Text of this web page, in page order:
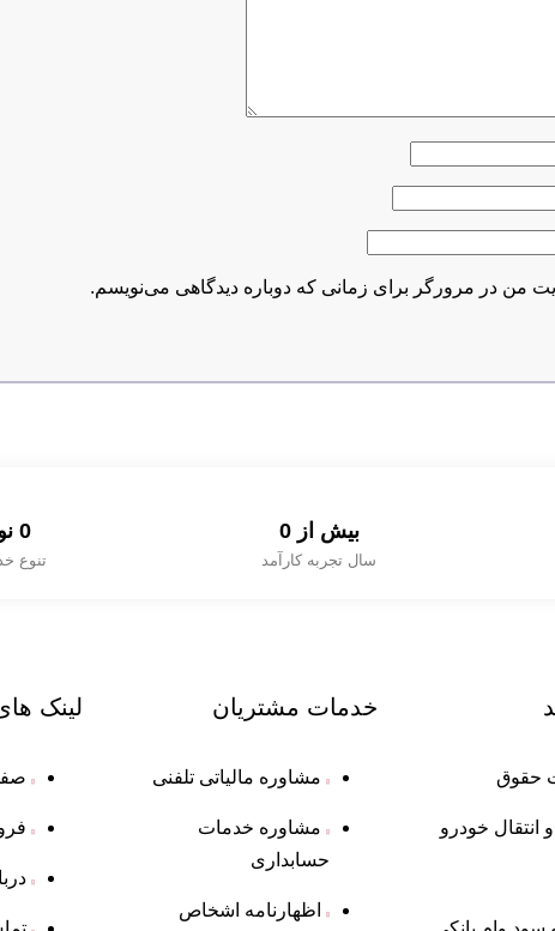
من در مرورگر برای زمانی که دوباره دیدگاهی می‌نویسم.
سال تجربه کارآمد
بیش از 0
تنوع
0
حقوق
انتقال خودرو
خدمات مشتریان
مشاوره مالیاتی تلفنی
مشاوره خدمات
حسابداری
اظهارنامه اشخاص
لینک